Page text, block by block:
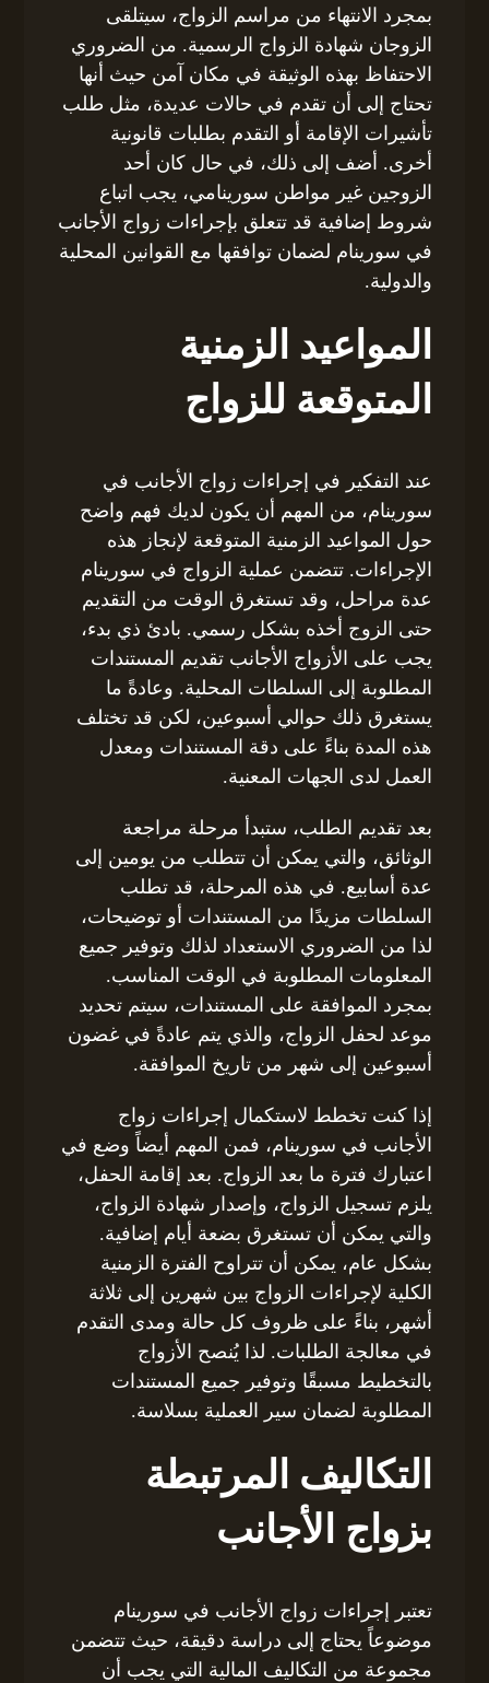
بمجرد الانتهاء من مراسم الزواج، سيتلقى
الزوجان شهادة الزواج الرسمية. من الضروري
الاحتفاظ بهذه الوثيقة في مكان آمن حيث أنها
تحتاج إلى أن تقدم في حالات عديدة، مثل طلب
تأشيرات الإقامة أو التقدم بطلبات قانونية
أخرى. أضف إلى ذلك، في حال كان أحد
الزوجين غير مواطن سورينامي، يجب اتباع
شروط إضافية قد تتعلق بإجراءات زواج الأجانب
في سورينام لضمان توافقها مع القوانين المحلية
والدولية.
المواعيد الزمنية
المتوقعة للزواج
عند التفكير في إجراءات زواج الأجانب في
سورينام، من المهم أن يكون لديك فهم واضح
حول المواعيد الزمنية المتوقعة لإنجاز هذه
الإجراءات. تتضمن عملية الزواج في سورينام
عدة مراحل، وقد تستغرق الوقت من التقديم
حتى الزوج أخذه بشكل رسمي. بادئ ذي بدء،
يجب على الأزواج الأجانب تقديم المستندات
المطلوبة إلى السلطات المحلية. وعادةً ما
يستغرق ذلك حوالي أسبوعين، لكن قد تختلف
هذه المدة بناءً على دقة المستندات ومعدل
العمل لدى الجهات المعنية.
بعد تقديم الطلب، ستبدأ مرحلة مراجعة
الوثائق، والتي يمكن أن تتطلب من يومين إلى
عدة أسابيع. في هذه المرحلة، قد تطلب
السلطات مزيدًا من المستندات أو توضيحات،
لذا من الضروري الاستعداد لذلك وتوفير جميع
المعلومات المطلوبة في الوقت المناسب.
بمجرد الموافقة على المستندات، سيتم تحديد
موعد لحفل الزواج، والذي يتم عادةً في غضون
أسبوعين إلى شهر من تاريخ الموافقة.
إذا كنت تخطط لاستكمال إجراءات زواج
الأجانب في سورينام، فمن المهم أيضاً وضع في
اعتبارك فترة ما بعد الزواج. بعد إقامة الحفل،
يلزم تسجيل الزواج، وإصدار شهادة الزواج،
والتي يمكن أن تستغرق بضعة أيام إضافية.
بشكل عام، يمكن أن تتراوح الفترة الزمنية
الكلية لإجراءات الزواج بين شهرين إلى ثلاثة
أشهر، بناءً على ظروف كل حالة ومدى التقدم
في معالجة الطلبات. لذا يُنصح الأزواج
بالتخطيط مسبقًا وتوفير جميع المستندات
المطلوبة لضمان سير العملية بسلاسة.
التكاليف المرتبطة
بزواج الأجانب
تعتبر إجراءات زواج الأجانب في سورينام
موضوعاً يحتاج إلى دراسة دقيقة، حيث تتضمن
مجموعة من التكاليف المالية التي يجب أن